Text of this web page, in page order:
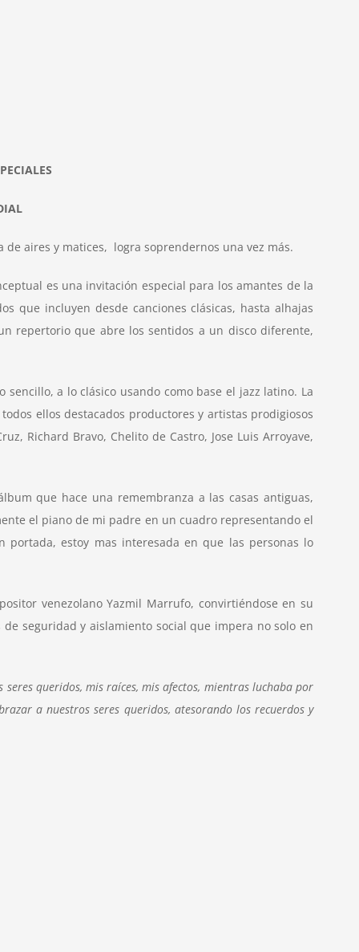
aires y matices, logra soprendernos una vez más.
es una invitación especial para los amantes de la
que incluyen desde canciones clásicas, hasta alhajas
repertorio que abre los sentidos a un disco diferente,
a lo clásico usando como base el jazz latino. La
ellos destacados productores y artistas prodigiosos
Richard Bravo, Chelito de Castro, Jose Luis Arroyave,
que hace una remembranza a las casas antiguas,
el piano de mi padre en un cuadro representando el
estoy mas interesada en que las personas lo
venezolano Yazmil Marrufo, convirtiéndose en su
seguridad y aislamiento social que impera no solo en
queridos, mis raíces, mis afectos, mientras luchaba por
a nuestros seres queridos, atesorando los recuerdos y